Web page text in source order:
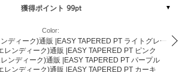
獲得ポイント 99pt
Color: